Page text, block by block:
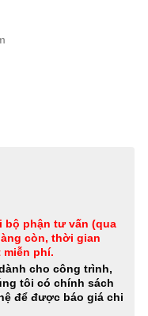
bộ phận tư vấn (qua
còn, thời gian
miễn phí.
cho công trình,
tôi có chính sách
để được báo giá chi